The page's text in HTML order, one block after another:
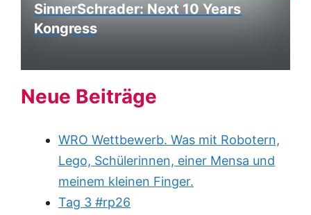
SinnerSchrader: Next 10 Years
Kongress
Neue Beiträge
WRO Wettbewerb. Was mit Robotern,
Lego, Schülerinnen, einer Mensa und
meinem kleinen Finger.
Tag 3 #rp26